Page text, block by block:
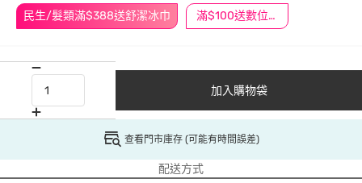
民生/髮類滿$388送舒潔冰巾 滿$100送數位印花
加入購物袋
查看門市庫存 (可能有時間誤差)
配送方式